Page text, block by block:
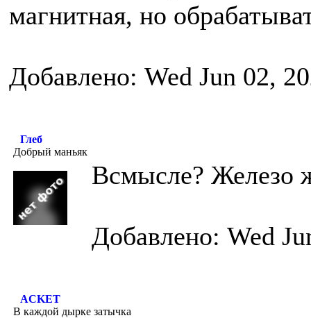
магнитная, но
Добавлено: Wed Jun 02,
Глеб
Добрый маньяк
Всмысле? Железо
Добавлено: Wed
ACKET
В каждой дырке затычка